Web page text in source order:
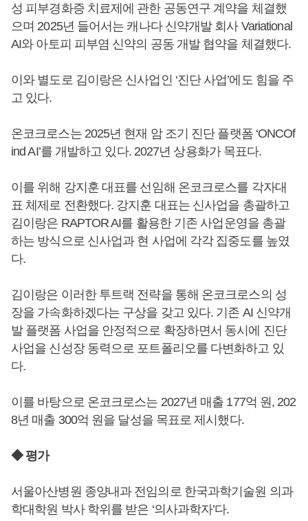
성 피부경화증 치료제에 관한 공동연구 계약을 체결했
으며 2025년 들어서는 캐나다 신약개발 회사 Variational
AI와 아토피 피부염 신약의 공동 개발 협약을 체결했다.
이와 별도로 김이랑은 신사업인 ‘진단 사업’에도 힘을 주
고 있다.
온코크로스는 2025년 현재 암 조기 진단 플랫폼 ‘ONCOf
ind AI’를 개발하고 있다. 2027년 상용화가 목표다.
이를 위해 강지훈 대표를 선임해 온코크로스를 각자대
표 체제로 전환했다. 강지훈 대표는 신사업을 총괄하고
김이랑은 RAPTOR AI를 활용한 기존 사업운영을 총괄
하는 방식으로 신사업과 현 사업에 각각 집중도를 높였
다.
김이랑은 이러한 투트랙 전략을 통해 온코크로스의 성
장을 가속화하겠다는 구상을 갖고 있다. 기존 AI 신약개
발 플랫폼 사업을 안정적으로 확장하면서 동시에 진단
사업을 신성장 동력으로 포트폴리오를 다변화하고 있
다.
이를 바탕으로 온코크로스는 2027년 매출 177억 원, 202
8년 매출 300억 원을 달성을 목표로 제시했다.
◆ 평가
서울아산병원 종양내과 전임의로 한국과학기술원 의과
학대학원 박사 학위를 받은 ‘의사과학자’다.